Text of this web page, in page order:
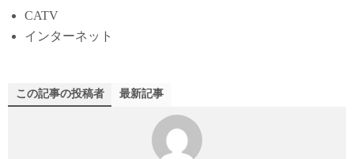
CATV
インターネット
この記事の投稿者 最新記事